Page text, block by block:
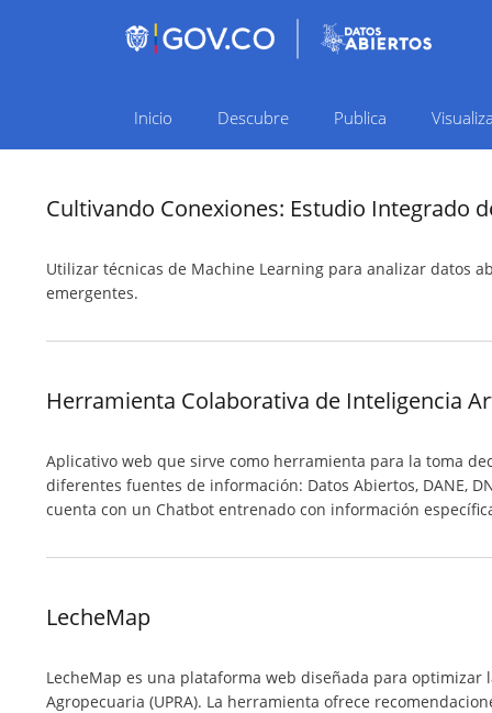
Navegación
Inicio Descubre Publica
Cultivando Conexiones: Estudio Integrado
Utilizar técnicas de Machine Learning para analizar datos
emergentes.
Herramienta Colaborativa de Inteligencia
Aplicativo web que sirve como herramienta para la toma
diferentes fuentes de información: Datos Abiertos, DANE,
cuenta con un Chatbot entrenado con información
LecheMap
LecheMap es una plataforma web diseñada para
Agropecuaria (UPRA). La herramienta ofrece